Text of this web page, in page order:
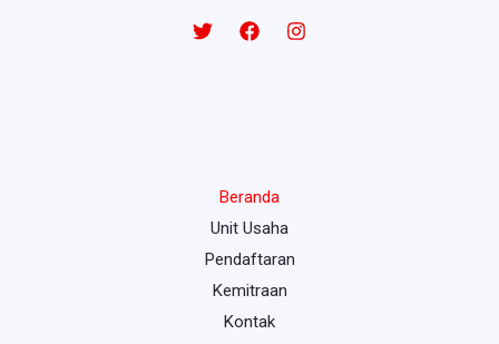
Beranda
Unit Usaha
Pendaftaran
Kemitraan
Kontak